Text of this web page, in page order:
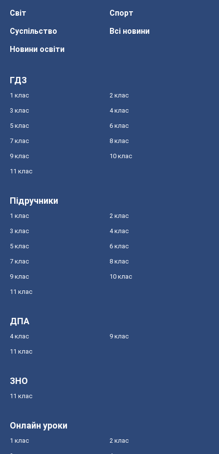
Світ
Спорт
Суспільство
Всі новини
Новини освіти
ГДЗ
1 клас 2 клас
3 клас 4 клас
5 клас 6 клас
7 клас 8 клас
9 клас 10 клас
11 клас
Підручники
1 клас 2 клас
3 клас 4 клас
5 клас 6 клас
7 клас 8 клас
9 клас 10 клас
11 клас
ДПА
4 клас 9 клас
11 клас
ЗНО
11 клас
Онлайн уроки
1 клас 2 клас